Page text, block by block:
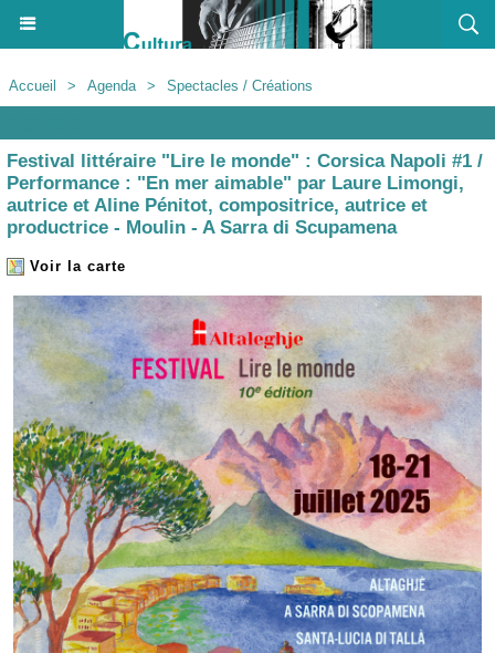
Accueil > Agenda > Spectacles / Créations
Festival littéraire "Lire le monde" : Corsica Napoli #1 /
Performance : "En mer aimable" par Laure Limongi,
autrice et Aline Pénitot, compositrice, autrice et
productrice - Moulin - A Sarra di Scupamena
Voir la carte